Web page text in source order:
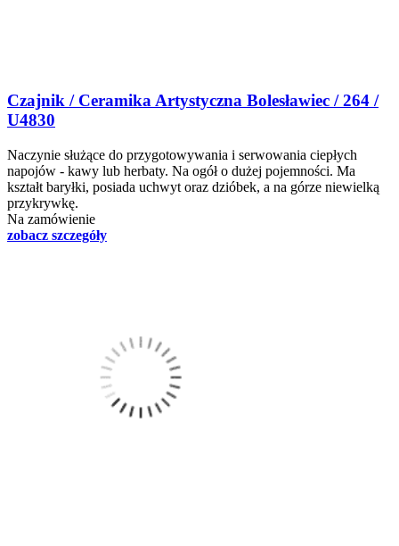
Czajnik / Ceramika Artystyczna Bolesławiec / 264 /
U4830
Naczynie służące do przygotowywania i serwowania ciepłych
napojów - kawy lub herbaty. Na ogół o dużej pojemności. Ma
kształt baryłki, posiada uchwyt oraz dzióbek, a na górze niewielką
przykrywkę.
Na zamówienie
zobacz szczegóły